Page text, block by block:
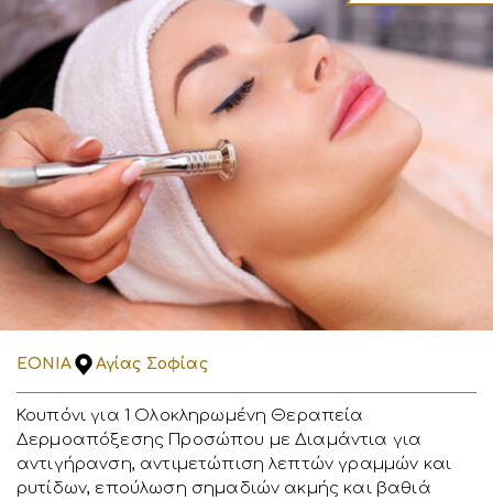
EONIA Αγίας Σοφίας
Κουπόνι για 1 Ολοκληρωμένη Θεραπεία
Δερμοαπόξεσης Προσώπου με Διαμάντια για
αντιγήρανση, αντιμετώπιση λεπτών γραμμών και
ρυτίδων, επούλωση σημαδιών ακμής και βαθιά